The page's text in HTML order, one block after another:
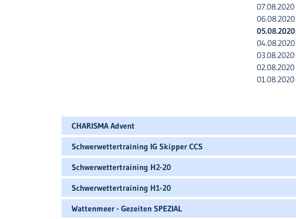
07.08.2020
06.08.2020
05.08.2020
04.08.2020
03.08.2020
02.08.2020
01.08.2020
CHARISMA Advent
Schwerwettertraining IG Skipper CCS
Schwerwettertraining H2-20
Schwerwettertraining H1-20
Wattenmeer - Gezeiten SPEZIAL